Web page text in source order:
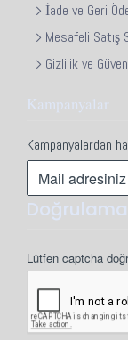
İade ve Geri
Mesafeli Satış
Gizlilik ve
Kampanyalar
Kampanyalardan
Lütfen captcha